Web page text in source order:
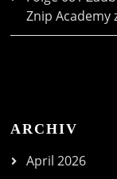
Znip Academy
ARCHIV
April 2026